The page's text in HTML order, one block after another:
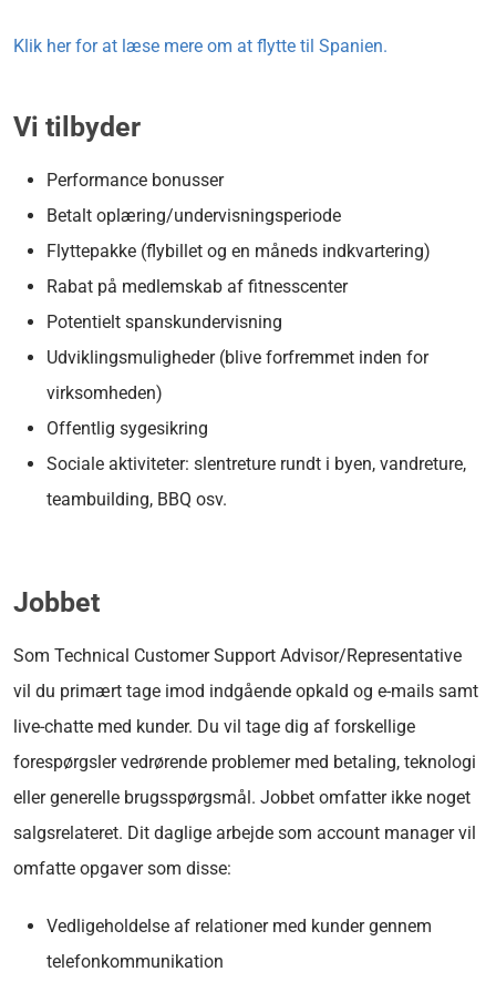
Klik her for at læse mere om at flytte til Spanien.
Vi tilbyder
Performance bonusser
Betalt oplæring/undervisningsperiode
Flyttepakke (flybillet og en måneds indkvartering)
Rabat på medlemskab af fitnesscenter
Potentielt spanskundervisning
Udviklingsmuligheder (blive forfremmet inden for
virksomheden)
Offentlig sygesikring
Sociale aktiviteter: slentreture rundt i byen, vandreture,
teambuilding, BBQ osv.
Jobbet
Som Technical Customer Support Advisor/Representative
vil du primært tage imod indgående opkald og e-mails samt
live-chatte med kunder. Du vil tage dig af forskellige
forespørgsler vedrørende problemer med betaling, teknologi
eller generelle brugsspørgsmål. Jobbet omfatter ikke noget
salgsrelateret. Dit daglige arbejde som account manager vil
omfatte opgaver som disse:
Vedligeholdelse af relationer med kunder gennem
telefonkommunikation